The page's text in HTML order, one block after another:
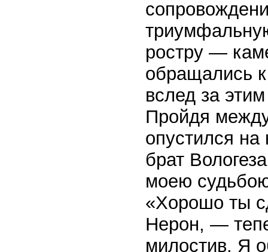
ростру —
обращались
вслед за
Пройдя
опустился
брат
моею
«Хорошо ты
Нерон, —
милостив. Я